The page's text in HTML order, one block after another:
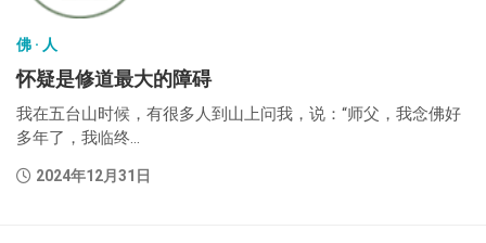
佛 · 人
怀疑是修道最大的障碍
我在五台山时候，有很多人到山上问我，说：“师父，我念佛好
多年了，我临终...
2024年12月31日